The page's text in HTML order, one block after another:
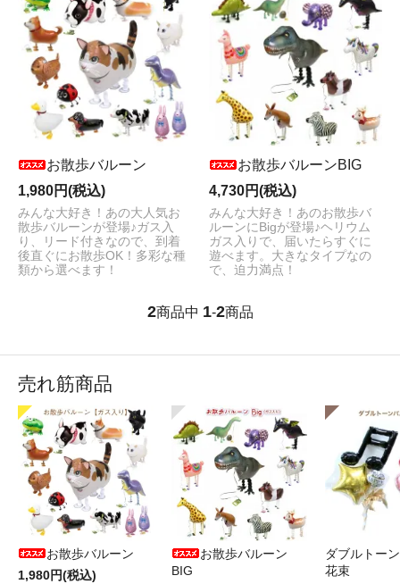
お散歩バルーン
1,980円(税込)
みんな大好き！あの大人気お
散歩バルーンが登場♪ガス入
り、リード付きなので、到着
後直ぐにお散歩OK！多彩な種
類から選べます！
お散歩バルーンBIG
4,730円(税込)
みんな大好き！あのお散歩バ
ルーンにBigが登場♪ヘリウム
ガス入りで、届いたらすぐに
遊べます。大きなタイプなの
で、迫力満点！
2商品中 1-2商品
売れ筋商品
お散歩バルーン
1,980円(税込)
お散歩バルーン
BIG
ダブルトー
花束